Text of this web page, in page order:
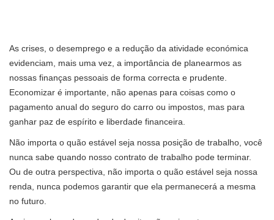
As crises, o desemprego e a redução da atividade económica
evidenciam, mais uma vez, a importância de planearmos as
nossas finanças pessoais de forma correcta e prudente.
Economizar é importante, não apenas para coisas como o
pagamento anual do seguro do carro ou impostos, mas para
ganhar paz de espírito e liberdade financeira.
Não importa o quão estável seja nossa posição de trabalho, você
nunca sabe quando nosso contrato de trabalho pode terminar.
Ou de outra perspectiva, não importa o quão estável seja nossa
renda, nunca podemos garantir que ela permanecerá a mesma
no futuro.